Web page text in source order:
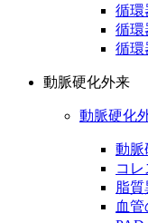
循環
循環
循環
動脈硬化外来
動脈硬化
動脈
コ
脂
血管